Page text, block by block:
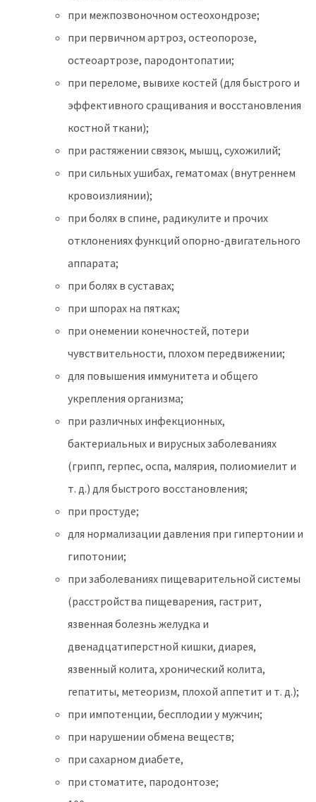
1,030.00 ₽.
при межпозвоночном остеохондрозе;
при первичном артроз, остеопорозе,
остеоартрозе, пародонтопатии;
при переломе, вывихе костей (для быстрого и
эффективного сращивания и восстановления
костной ткани);
при растяжении связок, мышц, сухожилий;
при сильных ушибах, гематомах (внутреннем
кровоизлиянии);
при болях в спине, радикулите и прочих
отклонениях функций опорно-двигательного
аппарата;
при болях в суставах;
при шпорах на пятках;
при онемении конечностей, потери
чувствительности, плохом передвижении;
для повышения иммунитета и общего
укрепления организма;
при различных инфекционных,
бактериальных и вирусных заболеваниях
(грипп, герпес, оспа, малярия, полиомиелит и
т. д.) для быстрого восстановления;
при простуде;
для нормализации давления при гипертонии и
гипотонии;
при заболеваниях пищеварительной системы
(расстройства пищеварения, гастрит,
язвенная болезнь желудка и
двенадцатиперстной кишки, диарея,
язвенный колита, хронический колита,
гепатиты, метеоризм, плохой аппетит и т. д.);
при импотенции, бесплодии у мужчин;
при нарушении обмена веществ;
при сахарном диабете,
при стоматите, пародонтозе;